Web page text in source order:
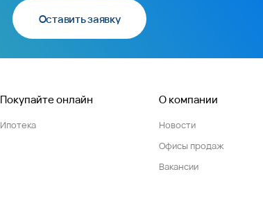
Оставить заявку
Покупайте онлайн
Ипотека
О компании
Новости
Офисы продаж
Вакансии